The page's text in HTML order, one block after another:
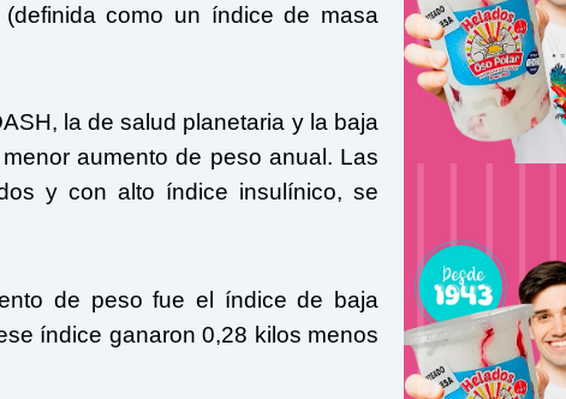
como un índice de masa
la de salud planetaria y la baja
aumento de peso anual. Las
y con alto índice insulínico, se
de peso fue el índice de baja
índice ganaron 0,28 kilos menos